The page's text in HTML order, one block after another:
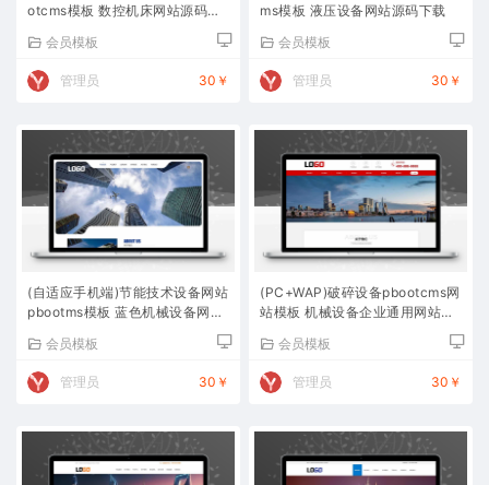
otcms模板 数控机床网站源码下
会员模板
管理员 30￥
ms模板 液压设备网站源码下载
会员模板
管理员 30￥
(自适应手机端)节能技术设备网站
pbootms模板 蓝色机械设备网站
会员模板
管理员 30￥
(PC+WAP)破碎设备pbootcms网
站模板 机械设备企业通用网站源
会员模板
管理员 30￥